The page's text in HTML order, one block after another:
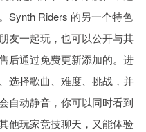
Synth Riders 的另一个特色
友一起玩，也可以公开与其
后通过免费更新添加的。进
选择歌曲、难度、挑战，并
自动静音，你可以同时看到
他玩家竞技聊天，又能体验